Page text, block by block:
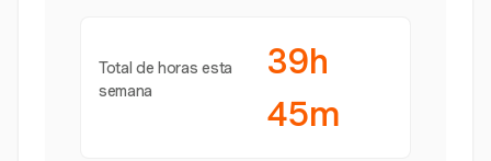
Total de horas esta
semana
39h
45m